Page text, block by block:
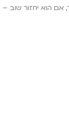
אם הוא יחזור